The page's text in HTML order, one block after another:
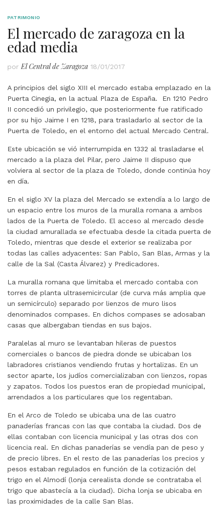
PATRIMONIO
El mercado de zaragoza en la
edad media
por El Central de Zaragoza 18/01/2017
A principios del siglo XIII el mercado estaba emplazado en la
Puerta Cinegia, en la actual Plaza de España. En 1210 Pedro
II concedió un privilegio, que posteriormente fue ratificado
por su hijo Jaime I en 1218, para trasladarlo al sector de la
Puerta de Toledo, en el entorno del actual Mercado Central.
Este ubicación se vió interrumpida en 1332 al trasladarse el
mercado a la plaza del Pilar, pero Jaime II dispuso que
volviera al sector de la plaza de Toledo, donde continúa hoy
en día.
En el siglo XV la plaza del Mercado se extendía a lo largo de
un espacio entre los muros de la muralla romana a ambos
lados de la Puerta de Toledo. El acceso al mercado desde
la ciudad amurallada se efectuaba desde la citada puerta de
Toledo, mientras que desde el exterior se realizaba por
todas las calles adyacentes: San Pablo, San Blas, Armas y la
calle de la Sal (Casta Álvarez) y Predicadores.
La muralla romana que limitaba el mercado contaba con
torres de planta ultrasemicircular (de curva más amplia que
un semicírculo) separado por lienzos de muro lisos
denominados compases. En dichos compases se adosaban
casas que albergaban tiendas en sus bajos.
Paralelas al muro se levantaban hileras de puestos
comerciales o bancos de piedra donde se ubicaban los
labradores cristianos vendiendo frutas y hortalizas. En un
sector aparte, los judíos comercializaban con lienzos, ropas
y zapatos. Todos los puestos eran de propiedad municipal,
arrendados a los particulares que los regentaban.
En el Arco de Toledo se ubicaba una de las cuatro
panaderías francas con las que contaba la ciudad. Dos de
ellas contaban con licencia municipal y las otras dos con
licencia real. En dichas panaderías se vendía pan de peso y
de precio libres. En el resto de las panaderías los precios y
pesos estaban regulados en función de la cotización del
trigo en el Almodí (lonja cerealista donde se contrataba el
trigo que abastecía a la ciudad). Dicha lonja se ubicaba en
las proximidades de la calle San Blas.